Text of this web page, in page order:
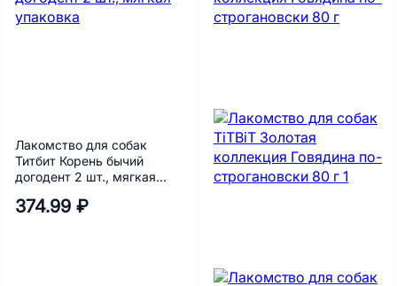
Лакомство для собак
Титбит Корень бычий
догодент 2 шт., мягкая
374.99 ₽